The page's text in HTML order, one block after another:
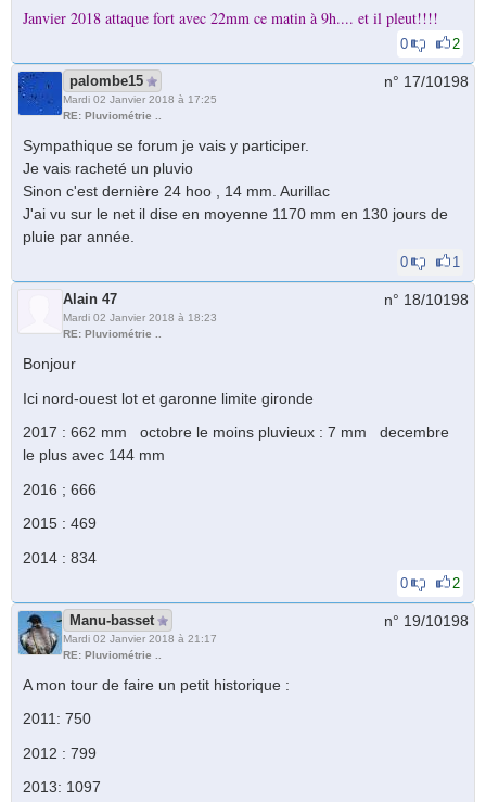
Janvier 2018 attaque fort avec 22mm ce matin à 9h.... et il pleut!!!!
0 2
palombe15
Mardi 02 Janvier 2018 à 17:25
RE: Pluviométrie ..
n° 17/10198
Sympathique se forum je vais y participer.
Je vais racheté un pluvio
Sinon c'est dernière 24 hoo , 14 mm. Aurillac
J'ai vu sur le net il dise en moyenne 1170 mm en 130 jours de
pluie par année.
0 1
Alain 47
Mardi 02 Janvier 2018 à 18:23
RE: Pluviométrie ..
n° 18/10198
Bonjour
Ici nord-ouest lot et garonne limite gironde
2017 : 662 mm octobre le moins pluvieux : 7 mm decembre
le plus avec 144 mm
2016 ; 666
2015 : 469
2014 : 834
0 2
Manu-basset
Mardi 02 Janvier 2018 à 21:17
RE: Pluviométrie ..
n° 19/10198
A mon tour de faire un petit historique :
2011: 750
2012 : 799
2013: 1097